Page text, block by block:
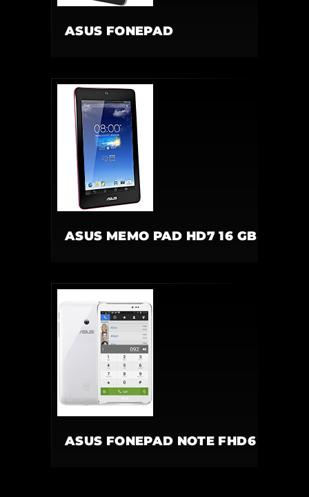
ASUS FONEPAD
ASUS MEMO PAD HD7 16 GB
ASUS FONEPAD NOTE FHD6